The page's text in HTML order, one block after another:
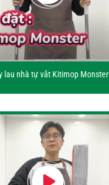
lau nhà tự vắt Kitimop Monster